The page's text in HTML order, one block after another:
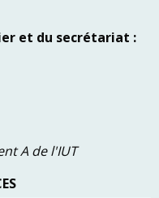
et du secrétariat :
A de l'IUT